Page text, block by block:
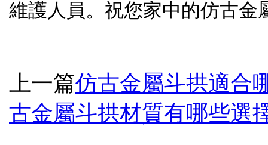
維護人員。祝您家中的仿古金
上一篇仿古金屬斗拱適合
古金屬斗拱材質有哪些選